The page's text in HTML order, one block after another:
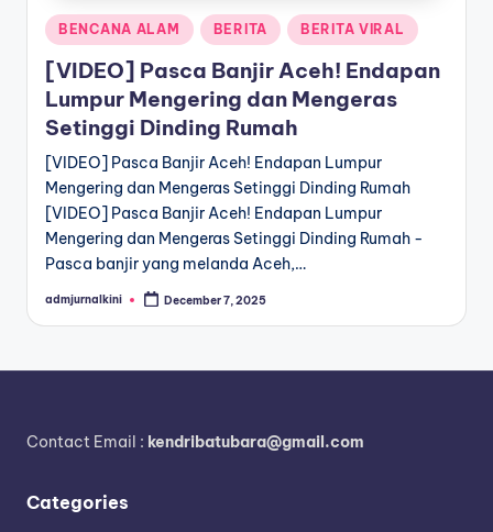
k
n
Posted
in
BENCANA ALAM BERITA BERITA VIRAL
[VIDEO] Pasca Banjir Aceh! Endapan
Lumpur Mengering dan Mengeras
Setinggi Dinding Rumah
[VIDEO] Pasca Banjir Aceh! Endapan Lumpur
Mengering dan Mengeras Setinggi Dinding Rumah
[VIDEO] Pasca Banjir Aceh! Endapan Lumpur
Mengering dan Mengeras Setinggi Dinding Rumah -
Pasca banjir yang melanda Aceh,…
Posted
admjurnalkini December 7, 2025
Contact Email : kendribatubara@gmail.com
Categories